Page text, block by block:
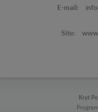
E-mail:
Site:
Kryt